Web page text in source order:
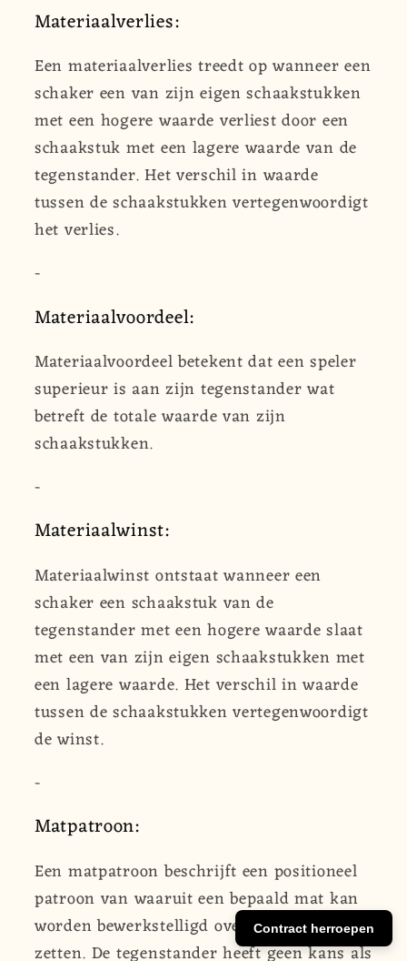
Materiaalverlies:
Een materiaalverlies treedt op wanneer een
schaker een van zijn eigen schaakstukken
met een hogere waarde verliest door een
schaakstuk met een lagere waarde van de
tegenstander. Het verschil in waarde
tussen de schaakstukken vertegenwoordigt
het verlies.
-
Materiaalvoordeel:
Materiaalvoordeel betekent dat een speler
superieur is aan zijn tegenstander wat
betreft de totale waarde van zijn
schaakstukken.
-
Materiaalwinst:
Materiaalwinst ontstaat wanneer een
schaker een schaakstuk van de
tegenstander met een hogere waarde slaat
met een van zijn eigen schaakstukken met
een lagere waarde. Het verschil in waarde
tussen de schaakstukken vertegenwoordigt
de winst.
-
Matpatroon:
Een matpatroon beschrijft een positioneel
patroon van waaruit een bepaald mat kan
worden bewerkstelligd over meerdere
zetten. De tegenstander heeft geen kans als
Contract herroepen